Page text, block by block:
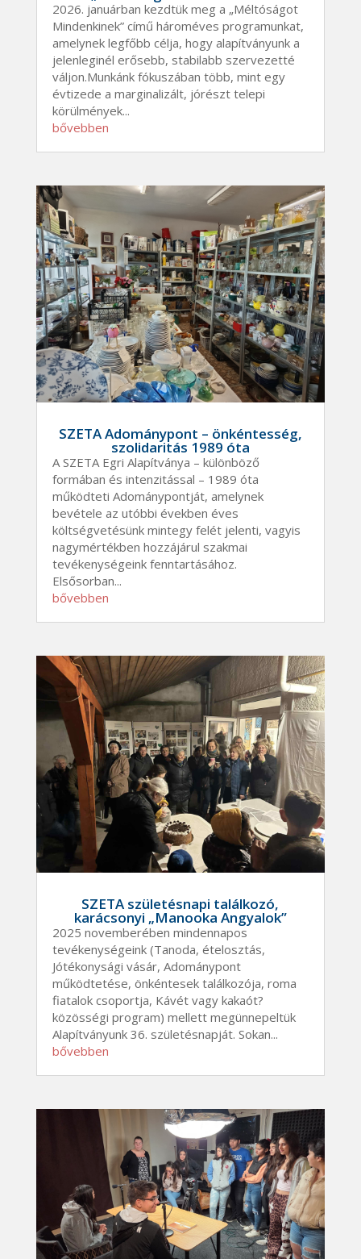
2026. januárban kezdtük meg a „Méltóságot
Mindenkinek” című hároméves programunkat,
amelynek legfőbb célja, hogy alapítványunk a
jelenleginél erősebb, stabilabb szervezetté
váljon.Munkánk fókuszában több, mint egy
évtizede a marginalizált, jórészt telepi
körülmények...
bővebben
SZETA Adománypont – önkéntesség,
szolidaritás 1989 óta
A SZETA Egri Alapítványa – különböző
formában és intenzitással – 1989 óta
működteti Adománypontját, amelynek
bevétele az utóbbi években éves
költségvetésünk mintegy felét jelenti, vagyis
nagymértékben hozzájárul szakmai
tevékenységeink fenntartásához.
Elsősorban...
bővebben
SZETA születésnapi találkozó,
karácsonyi „Manooka Angyalok”
2025 novemberében mindennapos
tevékenységeink (Tanoda, ételosztás,
Jótékonysági vásár, Adománypont
működtetése, önkéntesek találkozója, roma
fiatalok csoportja, Kávét vagy kakaót?
közösségi program) mellett megünnepeltük
Alapítványunk 36. születésnapját. Sokan...
bővebben